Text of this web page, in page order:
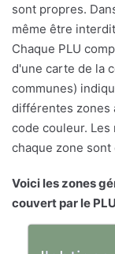
sont propres.
même être
Chaque PLU
d'une carte de la
communes)
différentes zones
code couleur.
chaque zone
Voici les zones
couvert par le PLU